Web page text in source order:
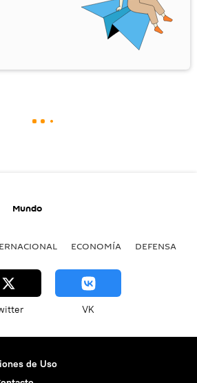
Mundo
ECONOMÍA DEFENSA
VK
de Uso